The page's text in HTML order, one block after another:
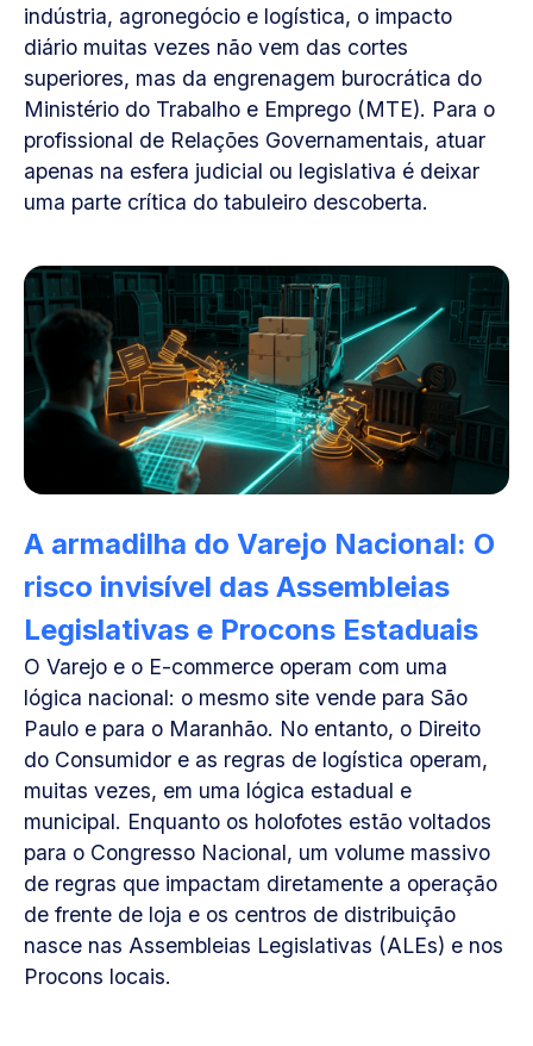
indústria, agronegócio e logística, o impacto
diário muitas vezes não vem das cortes
superiores, mas da engrenagem burocrática do
Ministério do Trabalho e Emprego (MTE). Para o
profissional de Relações Governamentais, atuar
apenas na esfera judicial ou legislativa é deixar
uma parte crítica do tabuleiro descoberta.
A armadilha do Varejo Nacional: O
risco invisível das Assembleias
Legislativas e Procons Estaduais
O Varejo e o E-commerce operam com uma
lógica nacional: o mesmo site vende para São
Paulo e para o Maranhão. No entanto, o Direito
do Consumidor e as regras de logística operam,
muitas vezes, em uma lógica estadual e
municipal. Enquanto os holofotes estão voltados
para o Congresso Nacional, um volume massivo
de regras que impactam diretamente a operação
de frente de loja e os centros de distribuição
nasce nas Assembleias Legislativas (ALEs) e nos
Procons locais.